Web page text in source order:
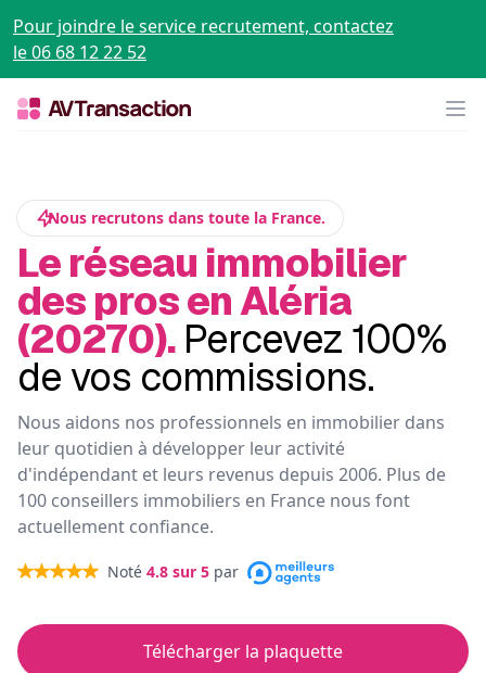
Pour joindre le service recrutement, contactez
le 06 68 12 22 52
Nous recrutons dans toute la France.
Le réseau immobilier
des pros en Aléria
(20270). Percevez 100%
de vos commissions.
Nous aidons nos professionnels en immobilier dans
leur quotidien à développer leur activité
d'indépendant et leurs revenus depuis 2006. Plus de
100 conseillers immobiliers en France nous font
actuellement confiance.
Noté 4.8 sur 5 par
Télécharger la plaquette